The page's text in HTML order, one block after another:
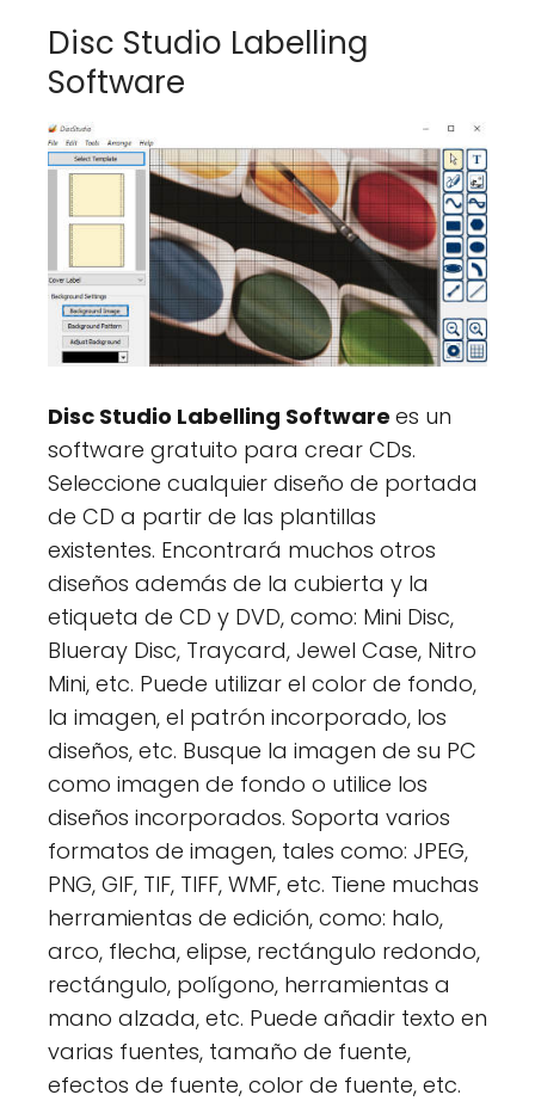
Disc Studio Labelling
Software
Disc Studio Labelling Software es un
software gratuito para crear CDs.
Seleccione cualquier diseño de portada
de CD a partir de las plantillas
existentes. Encontrará muchos otros
diseños además de la cubierta y la
etiqueta de CD y DVD, como: Mini Disc,
Blueray Disc, Traycard, Jewel Case, Nitro
Mini, etc. Puede utilizar el color de fondo,
la imagen, el patrón incorporado, los
diseños, etc. Busque la imagen de su PC
como imagen de fondo o utilice los
diseños incorporados. Soporta varios
formatos de imagen, tales como: JPEG,
PNG, GIF, TIF, TIFF, WMF, etc. Tiene muchas
herramientas de edición, como: halo,
arco, flecha, elipse, rectángulo redondo,
rectángulo, polígono, herramientas a
mano alzada, etc. Puede añadir texto en
varias fuentes, tamaño de fuente,
efectos de fuente, color de fuente, etc.